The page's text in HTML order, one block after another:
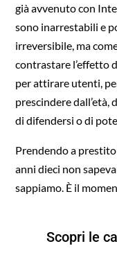
già avvenuto con
sono inarrestabili e
irreversibile, ma
contrastare l’effetto
per attirare utenti,
prescindere dall’età,
di difendersi o di
Prendendo a
anni dieci non
sappiamo. È il
Scopri le